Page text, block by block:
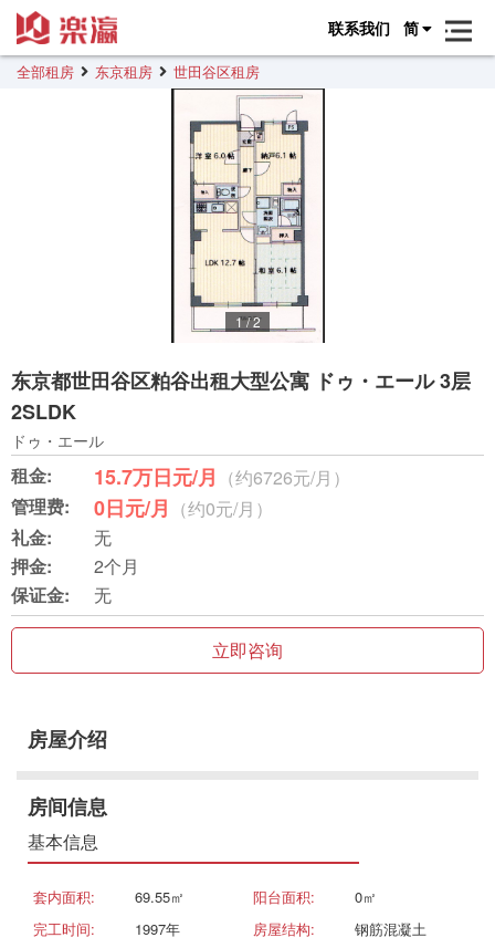
联系我们 简
全部租房 东京租房 世田谷区租房
1/2
东京都世田谷区粕谷出租大型公寓 ドゥ・エール 3层
2SLDK
ドゥ・エール
租金: 15.7万日元/月 （约6726元/月）
管理费:
0日元/月 （约0元/月）
礼金:
无
押金:
2个月
保证金:
无
立即咨询
房屋介绍
房间信息
基本信息
套内面积: 69.55㎡ 阳台面积:
0㎡
完工时间:
1997年 房屋结构:
钢筋混凝土